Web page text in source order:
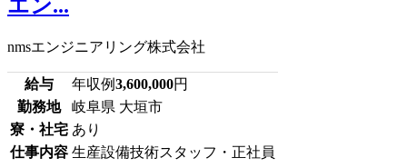
エン...
nmsエンジニアリング株式会社
給与 年収例3,600,000円
勤務地
岐阜県 大垣市
寮・社宅 あり
仕事内容 生産設備技術スタッフ・正社員